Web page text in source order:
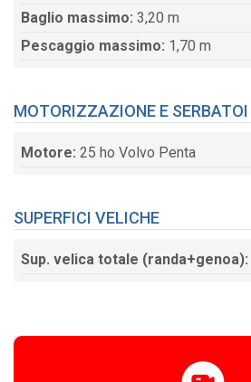
Baglio massimo: 3,20 m
Pescaggio massimo: 1,70 m
MOTORIZZAZIONE E SERBATOI
Motore: 25 ho Volvo Penta
SUPERFICI VELICHE
Sup. velica totale (randa+genoa):